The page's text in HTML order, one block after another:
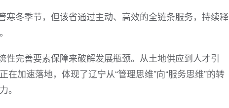
寒冬季节，但该省通过主动、高效的全链条服务，持续释
完善要素保障来破解发展瓶颈。从土地供应到人才引
加速落地，体现了辽宁从“管理思维”向“服务思维”的转
。